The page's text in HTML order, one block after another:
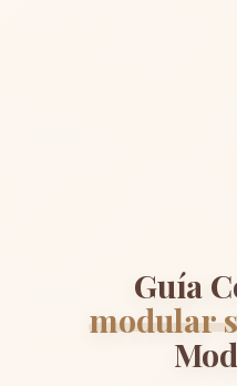
Guía
modular